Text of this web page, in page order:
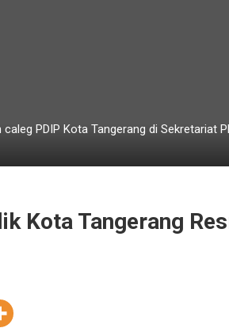
PDIP Kota Tangerang di Sekretariat
Kota Tangerang